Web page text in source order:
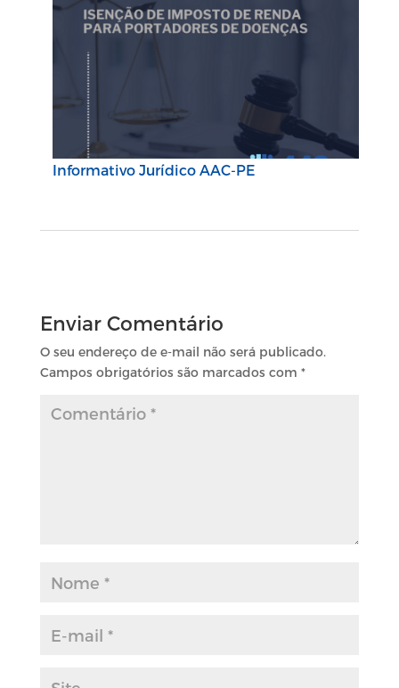
Informativo Jurídico AAC-PE
Enviar Comentário
O seu endereço de e-mail não será publicado.
Campos obrigatórios são marcados com *